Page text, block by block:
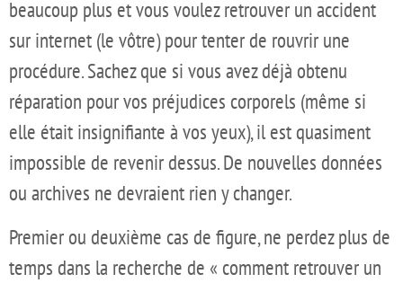
beaucoup plus et vous voulez retrouver un accident
sur internet (le vôtre) pour tenter de rouvrir une
procédure. Sachez que si vous avez déjà obtenu
réparation pour vos préjudices corporels (même si
elle était insignifiante à vos yeux), il est quasiment
impossible de revenir dessus. De nouvelles données
ou archives ne devraient rien y changer.
Premier ou deuxième cas de figure, ne perdez plus de
temps dans la recherche de « comment retrouver un